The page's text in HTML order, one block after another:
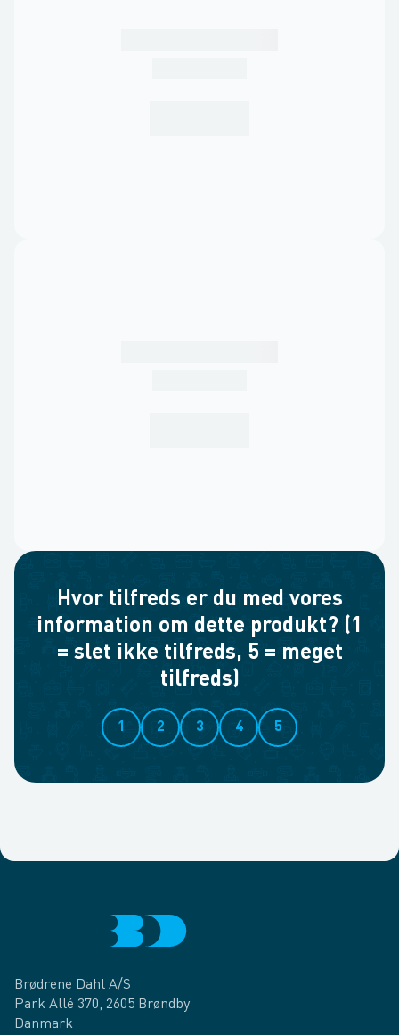
Hvor tilfreds er du med vores
information om dette produkt? (1
= slet ikke tilfreds, 5 = meget
tilfreds)
1 2 3 4 5
Brødrene Dahl A/S
Park Allé 370, 2605 Brøndby
Danmark